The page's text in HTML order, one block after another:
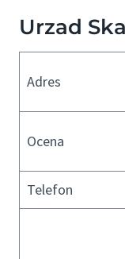
Urzad
Adres
Ocena
Telefon